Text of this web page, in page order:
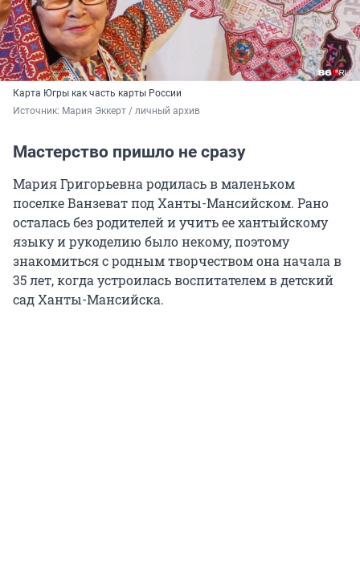
Карта Югры как часть карты России
Источник: Мария Эккерт / личный архив
Мастерство пришло не сразу
Мария Григорьевна родилась в маленьком
поселке Ванзеват под Ханты-Мансийском. Рано
осталась без родителей и учить ее хантыйскому
языку и рукоделию было некому, поэтому
знакомиться с родным творчеством она начала в
35 лет, когда устроилась воспитателем в детский
сад Ханты-Мансийска.